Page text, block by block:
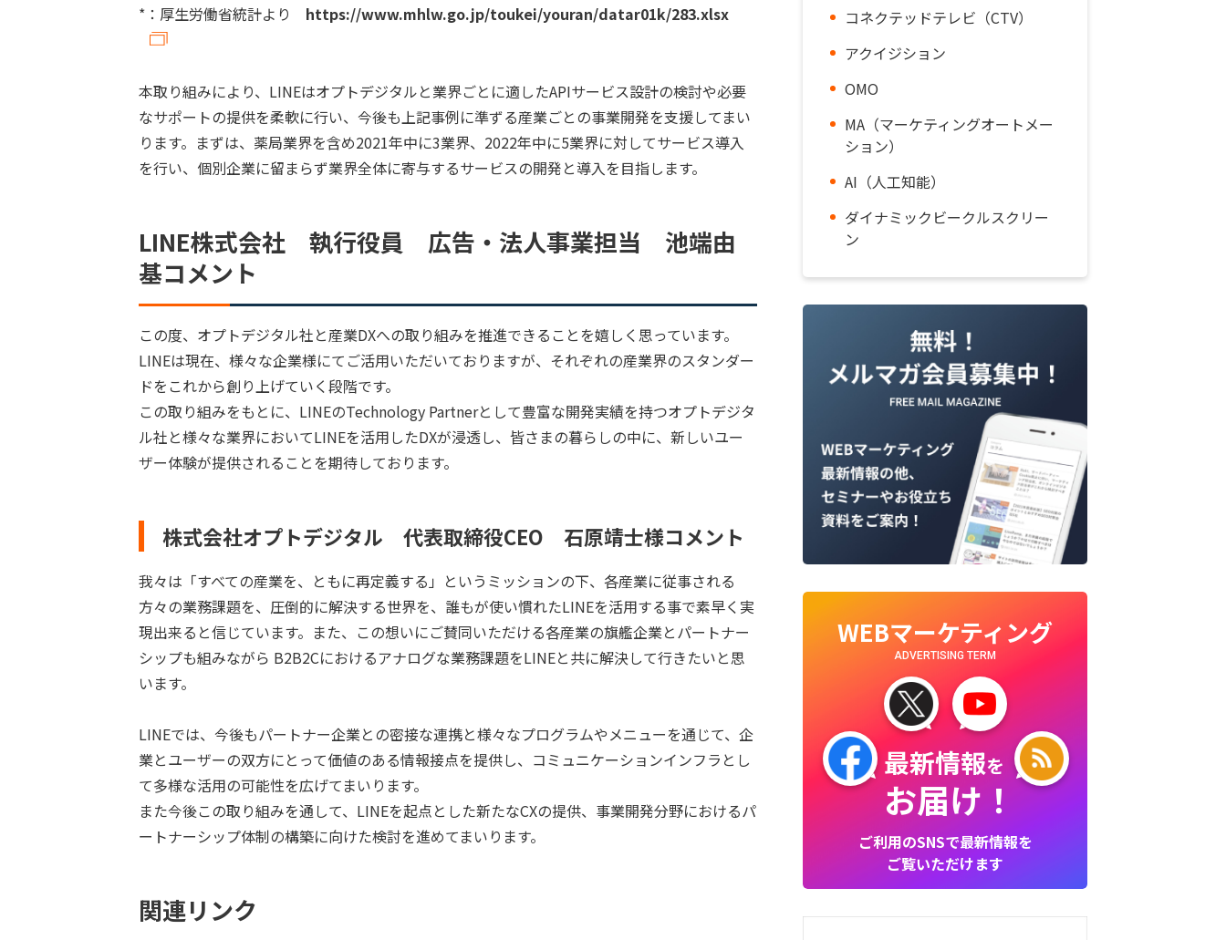
*：厚生労働省統計より https://www.mhlw.go.jp/toukei/youran/datar01k/283.xlsx
本取り組みにより、LINEはオプトデジタルと業界ごとに適したAPIサービス設計の検討や必要
なサポートの提供を柔軟に行い、今後も上記事例に準ずる産業ごとの事業開発を支援してまい
ります。まずは、薬局業界を含め2021年中に3業界、2022年中に5業界に対してサービス導入
を行い、個別企業に留まらず業界全体に寄与するサービスの開発と導入を目指します。
LINE株式会社 執行役員 広告・法人事業担当 池端由
基コメント
この度、オプトデジタル社と産業DXへの取り組みを推進できることを嬉しく思っています。
LINEは現在、様々な企業様にてご活用いただいておりますが、それぞれの産業界のスタンダー
ドをこれから創り上げていく段階です。
この取り組みをもとに、LINEのTechnology Partnerとして豊富な開発実績を持つオプトデジタ
ル社と様々な業界においてLINEを活用したDXが浸透し、皆さまの暮らしの中に、新しいユー
ザー体験が提供されることを期待しております。
株式会社オプトデジタル 代表取締役CEO 石原靖士様コメント
我々は「すべての産業を、ともに再定義する」というミッションの下、各産業に従事される
方々の業務課題を、圧倒的に解決する世界を、誰もが使い慣れたLINEを活用する事で素早く実
現出来ると信じています。また、この想いにご賛同いただける各産業の旗艦企業とパートナー
シップも組みながら B2B2Cにおけるアナログな業務課題をLINEと共に解決して行きたいと思
います。
LINEでは、今後もパートナー企業との密接な連携と様々なプログラムやメニューを通じて、企
業とユーザーの双方にとって価値のある情報接点を提供し、コミュニケーションインフラとし
て多様な活用の可能性を広げてまいります。
また今後この取り組みを通して、LINEを起点とした新たなCXの提供、事業開発分野におけるパ
ートナーシップ体制の構築に向けた検討を進めてまいります。
関連リンク
コネクテッドテレビ（CTV）
アクイジション
OMO
MA（マーケティングオートメー
ション）
AI（人工知能）
ダイナミックビークルスクリー
ン
WEBマーケティング
ADVERTISING TERM
最新情報を
お届け！
ご利用のSNSで最新情報を
ご覧いただけます